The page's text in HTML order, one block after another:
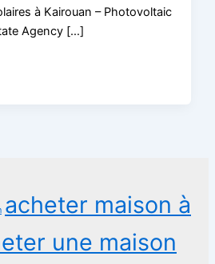
à Kairouan – Photovoltaic
Agency […]
acheter maison à
une maison